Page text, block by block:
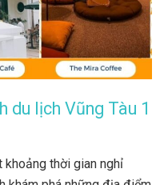
du lịch Vũng Tàu 1
khoảng thời gian nghỉ